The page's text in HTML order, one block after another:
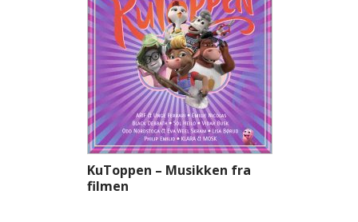
KuToppen – Musikken fra
filmen